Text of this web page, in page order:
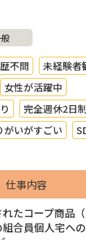
不問
未経験者
女性が活躍中
完全週休2日制
がいがすごい
仕事内容
たコープ商品
合員個人宅へ